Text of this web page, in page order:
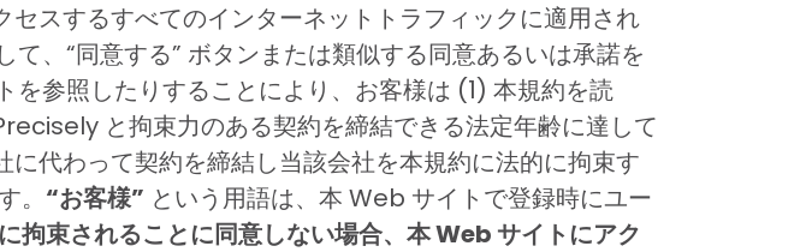
スするすべてのインターネットトラフィックに適用され
、“同意する” ボタンまたは類似する同意あるいは承諾を
参照したりすることにより、お客様は (1) 本規約を読
と拘束力のある契約を締結できる法定年齢に達して
代わって契約を締結し当該会社を本規約に法的に拘束す
。 “お客様” という用語は、本 Web サイトで登録時にユー
拘束されることに同意しない場合、本 Web サイトにアク